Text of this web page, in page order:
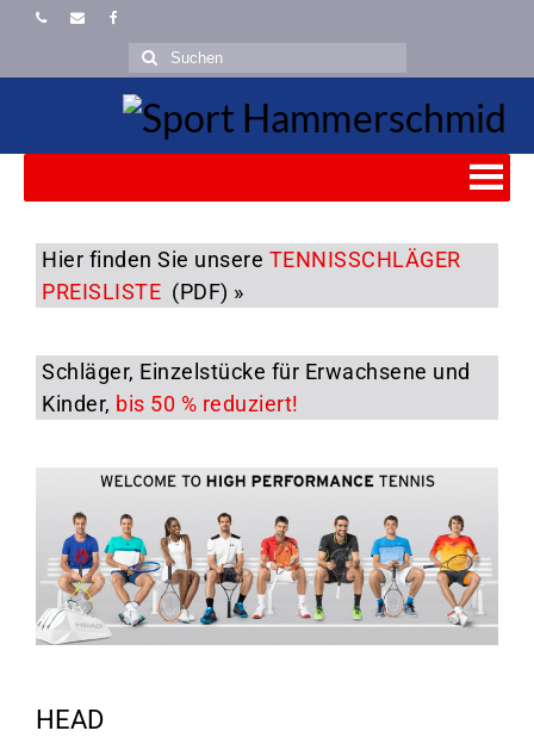
Hier finden Sie unsere TENNISSCHLÄGER
PREISLISTE (PDF) »
Schläger, Einzelstücke für Erwachsene und
Kinder, bis 50 % reduziert!
HEAD